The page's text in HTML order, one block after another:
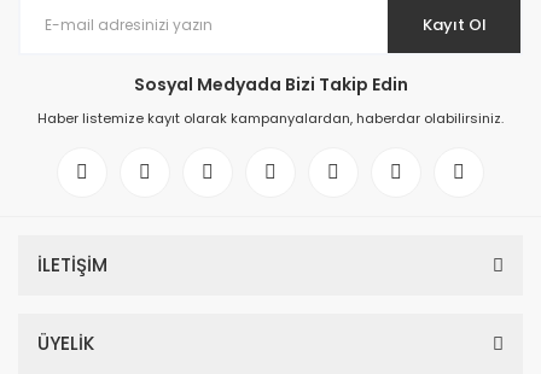
Kayıt Ol
Sosyal Medyada Bizi Takip Edin
Haber listemize kayıt olarak kampanyalardan, haberdar olabilirsiniz.
İLETİŞİM
ÜYELİK